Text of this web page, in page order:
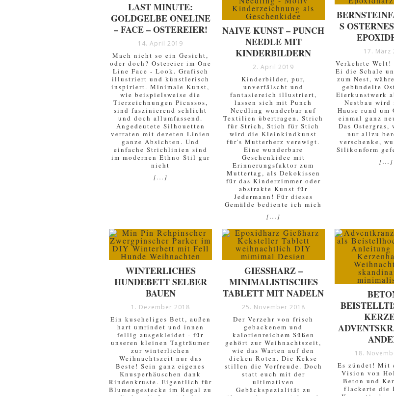
LAST MINUTE:
GOLDGELBE ONELINE
– FACE – OSTEREIER!
14. April 2019
Mach nicht so ein Gesicht,
oder doch? Ostereier im One
Line Face - Look. Grafisch
illustriert und künstlerisch
inspiriert. Minimale Kunst,
wie beispielsweise die
Tierzeichnungen Picassos,
sind faszinierend schlicht
und doch allumfassend.
Angedeutete Silhouetten
verraten mit dezeten Linien
ganze Absichten. Und
einfache Strichlinien sind
im modernen Ethno Stil gar
nicht
[...]
NAIVE KUNST – PUNCH
NEEDLE MIT
KINDERBILDERN
2. April 2019
Kinderbilder, pur,
unverfälscht und
fantasiereich illustriert,
lassen sich mit Punch
Needling wunderbar auf
Textilien übertragen. Strich
für Strich, Stich für Stich
wird die Kleinkindkunst
für's Mutterherz verewigt.
Eine wunderbare
Geschenkidee mit
Erinnerungsfaktor zum
Muttertag, als Dekokissen
für das Kinderzimmer oder
abstrakte Kunst für
Jedermann! Für dieses
Gemälde bediente ich mich
[...]
S
17. März
Verkehrte Welt!
Ei die Schale
zum Nest,
gebündelte
Eierkunstwerk
Nestbau wird
Hause rund um
einmal ganz
Das Ostergras,
nur allzu
verschenke,
Silikonform
[...]
WINTERLICHES
HUNDEBETT SELBER
BAUEN
1. Dezember 2018
Ein kuscheliges Bett, außen
hart umrindet und innen
fellig ausgekleidet - für
unseren kleinen Tagträumer
zur winterlichen
Weihnachtszeit nur das
Beste! Sein ganz eigenes
Knusperhäuschen dank
Rindenkruste. Eigentlich für
Blumengestecke im Regal zu
GIESSHARZ – M
INIMALISTISCHES T
ABLETT MIT NADELN
25. November 2018
Der Verzehr von frisch
gebackenem und
kalorienreichem Süßen
gehört zur Weihnachtszeit,
wie das Warten auf den
dicken Roten. Die Kekse
stillen die Vorfreude. Doch
statt euch mit der
ultimativen
Gebäckspezialität zu
18.
Es zündet! Mit
Vision von
Beton und
flackerte die